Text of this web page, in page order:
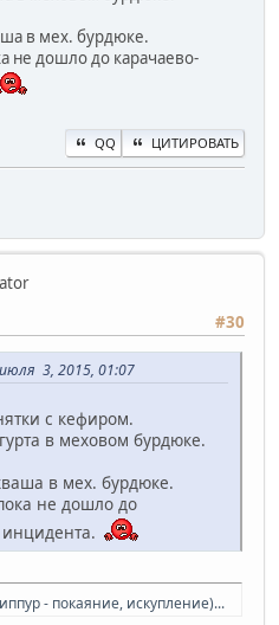
в мех. бурдюке.
не дошло до карачаево-
QQ ЦИТИРОВАТЬ
#30
3, 2015, 01:07
с кефиром.
в меховом бурдюке.
в мех. бурдюке.
не дошло до
инцидента.
- покаяние, искупление)...